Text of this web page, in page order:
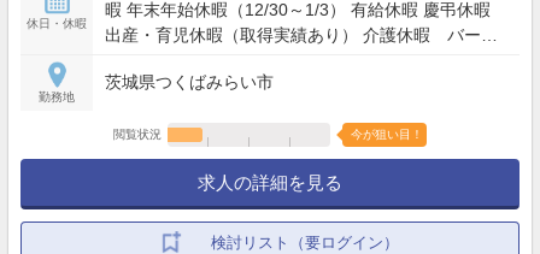
休日・休暇
暇 年末年始休暇（12/30～1/3） 有給休暇 慶弔休暇
出産・育児休暇（取得実績あり） 介護休暇 バース
勤務地
茨城県つくばみらい市
閲覧状況 今が狙い目！
求人の詳細を見る
検討リスト（要ログイン）